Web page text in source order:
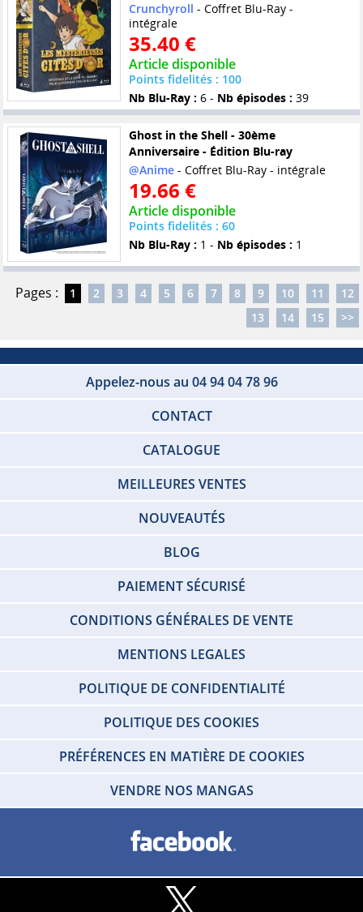
Crunchyroll - Coffret Blu-Ray -
intégrale
35.40 €
Article disponible
Points fidelités : 100
Nb Blu-Ray : 6 - Nb épisodes : 39
Ghost in the Shell - 30ème
Anniversaire - Édition Blu-ray
@Anime- Coffret Blu-Ray - intégrale
19.66 €
Article disponible
Points fidelités : 60
Nb Blu-Ray : 1 - Nb épisodes : 1
Pages : 1 2 3 4 5 6 7 8 9 10 11
12
13
14 15 >>
Appelez-nous au 04 94 04 78 96
CONTACT
CATALOGUE
MEILLEURES VENTES
NOUVEAUTÉS
BLOG
PAIEMENT SÉCURISÉ
CONDITIONS GÉNÉRALES DE VENTE
MENTIONS LEGALES
POLITIQUE DE CONFIDENTIALITÉ
POLITIQUE DES COOKIES
PRÉFÉRENCES EN MATIÈRE DE COOKIES
VENDRE NOS MANGAS